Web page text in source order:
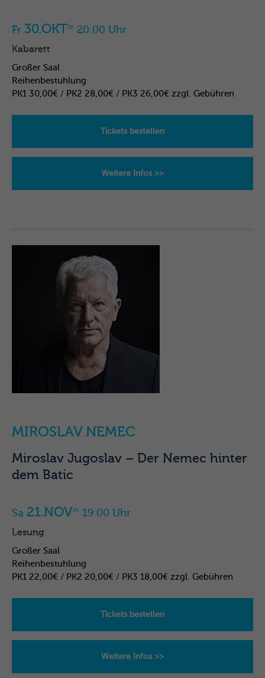
Fr 30.OKT26 20:00 Uhr
Kabarett
Großer Saal
Reihenbestuhlung
PK1 30,00€ / PK2 28,00€ / PK3 26,00€ zzgl. Gebühren
Tickets bestellen
Weitere Infos >>
MIROSLAV NEMEC
Miroslav Jugoslav – Der Nemec hinter
dem Batic
Sa 21.NOV26 19:00 Uhr
Lesung
Großer Saal
Reihenbestuhlung
PK1 22,00€ / PK2 20,00€ / PK3 18,00€ zzgl. Gebühren
Tickets bestellen
Weitere Infos >>